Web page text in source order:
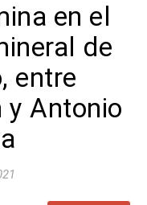
en el
de
entre
y Antonio